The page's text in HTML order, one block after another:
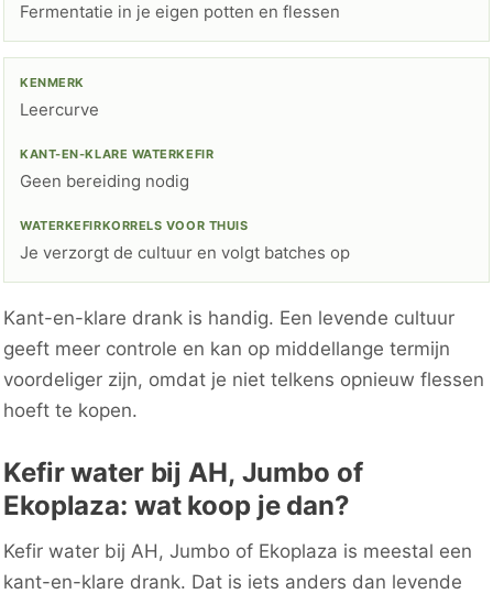
Fermentatie in je eigen potten en flessen
Leercurve
Geen bereiding nodig
Je verzorgt de cultuur en volgt batches op
Kant-en-klare drank is handig. Een levende cultuur
geeft meer controle en kan op middellange termijn
voordeliger zijn, omdat je niet telkens opnieuw flessen
hoeft te kopen.
Kefir water bij AH, Jumbo of
Ekoplaza: wat koop je dan?
Kefir water bij AH, Jumbo of Ekoplaza is meestal een
kant-en-klare drank. Dat is iets anders dan levende